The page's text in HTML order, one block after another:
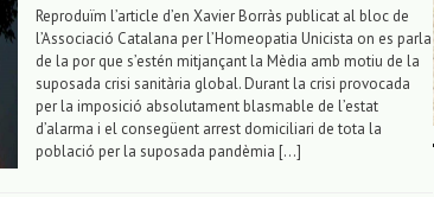
Reproduïm l’article d’en Xavier Borràs publicat al bloc de
l’Associació Catalana per l’Homeopatia Unicista on es parla
de la por que s’estén mitjançant la Mèdia amb motiu de la
suposada crisi sanitària global. Durant la crisi provocada
per la imposició absolutament blasmable de l’estat
d’alarma i el consegüent arrest domiciliari de tota la
població per la suposada pandèmia […]